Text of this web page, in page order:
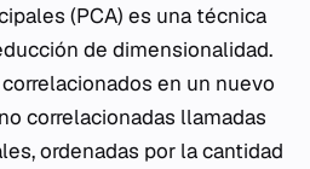
(PCA) es una técnica
de dimensionalidad.
en un nuevo
correlacionadas llamadas
ordenadas por la cantidad